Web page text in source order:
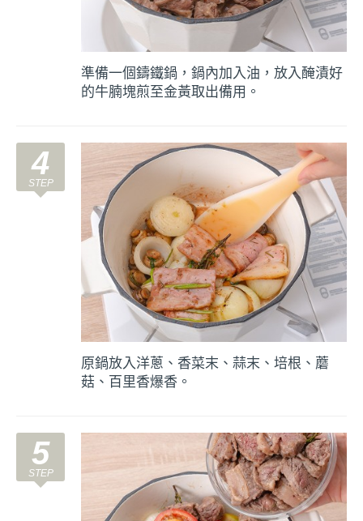
準備一個鑄鐵鍋，鍋內加入油，放入醃漬好
的牛腩塊煎至金黃取出備用。
4
原鍋放入洋蔥、香菜末、蒜末、培根、蘑
菇、百里香爆香。
5